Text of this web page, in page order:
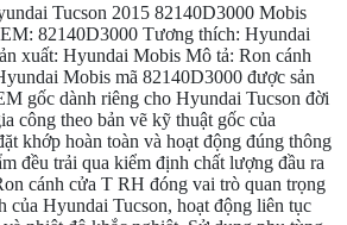
Tucson 2015 82140D3000 Mobis
82140D3000 Tương thích: Hyundai
xuất: Hyundai Mobis Mô tả: Ron cánh
Mobis mã 82140D3000 được sản
gốc dành riêng cho Hyundai Tucson đời
công theo bản vẽ kỹ thuật gốc của
khớp hoàn toàn và hoạt động đúng thông
đều trải qua kiểm định chất lượng đầu ra
cánh cửa T RH đóng vai trò quan trọng
của Hyundai Tucson, hoạt động liên tục